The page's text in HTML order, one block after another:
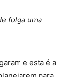
folga uma
e esta é a